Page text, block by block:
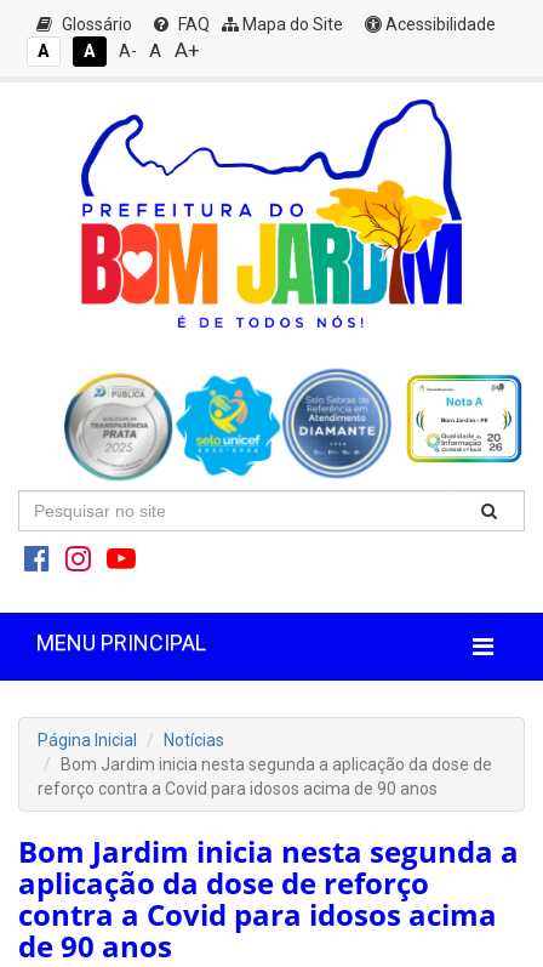
Glossário FAQ Mapa do Site
Acessibilidade
A
A A- A A+
MENU PRINCIPAL
Página Inicial
Notícias
Bom Jardim inicia nesta segunda a aplicação da dose de
reforço contra a Covid para idosos acima de 90 anos
Bom Jardim inicia nesta segunda a
aplicação da dose de reforço
contra a Covid para idosos acima
de 90 anos